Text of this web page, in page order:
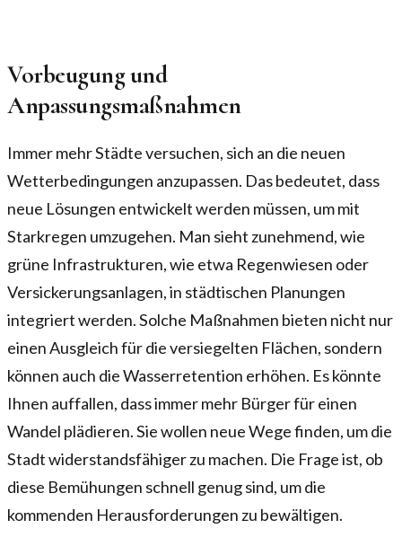
Vorbeugung und
Anpassungsmaßnahmen
Immer mehr Städte versuchen, sich an die neuen
Wetterbedingungen anzupassen. Das bedeutet, dass
neue Lösungen entwickelt werden müssen, um mit
Starkregen umzugehen. Man sieht zunehmend, wie
grüne Infrastrukturen, wie etwa Regenwiesen oder
Versickerungsanlagen, in städtischen Planungen
integriert werden. Solche Maßnahmen bieten nicht nur
einen Ausgleich für die versiegelten Flächen, sondern
können auch die Wasserretention erhöhen. Es könnte
Ihnen auffallen, dass immer mehr Bürger für einen
Wandel plädieren. Sie wollen neue Wege finden, um die
Stadt widerstandsfähiger zu machen. Die Frage ist, ob
diese Bemühungen schnell genug sind, um die
kommenden Herausforderungen zu bewältigen.